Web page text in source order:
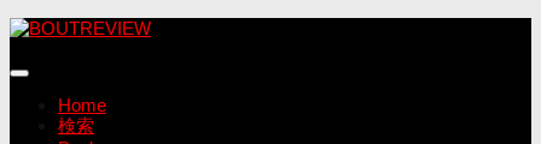
コ
テ
Home
検索